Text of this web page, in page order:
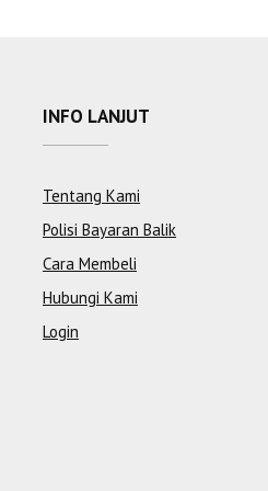
INFO LANJUT
Tentang Kami
Polisi Bayaran Balik
Cara Membeli
Hubungi Kami
Login